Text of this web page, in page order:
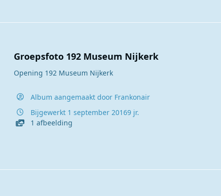
Groepsfoto 192 Museum Nijkerk
Opening 192 Museum Nijkerk
Album aangemaakt door Frankonair
Bijgewerkt 1 september 20169 jr.
1 afbeelding